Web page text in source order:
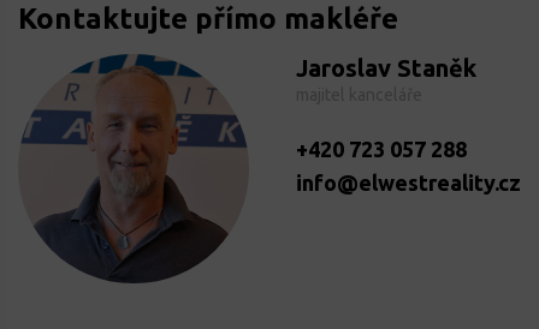
Kontaktujte přímo makléře
Jaroslav Staněk
+420 723 057 288
info@elwestreality.cz